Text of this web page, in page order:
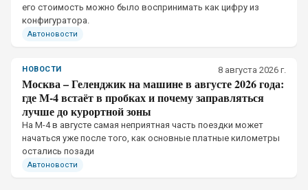
его стоимость можно было воспринимать как цифру из
конфигуратора.
Автоновости
НОВОСТИ 8 августа 2026 г.
Москва – Геленджик на машине в августе 2026 года:
где М-4 встаёт в пробках и почему заправляться
лучше до курортной зоны
На М-4 в августе самая неприятная часть поездки может
начаться уже после того, как основные платные километры
остались позади
Автоновости